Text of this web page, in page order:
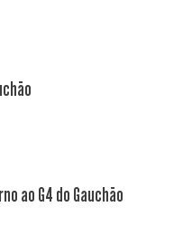
ao G4 do Gauchão